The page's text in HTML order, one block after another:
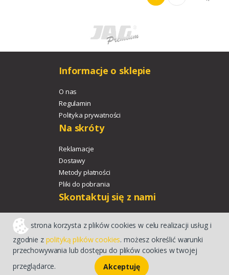
strona korzysta z plików cookies w celu realizacji usług i
zgodnie z polityką plików cookies. możesz określić warunki
przechowywania lub dostępu do plików cookies w twojej
przeglądarce.
Akceptuję
Informacje o sklepie
O nas
Regulamin
Polityka prywatności
Na skróty
Reklamacje
Dostawy
Metody płatności
Pliki do pobrania
Skontaktuj się z nami
agroport@agroport.tech
Sklep internetowy CStore